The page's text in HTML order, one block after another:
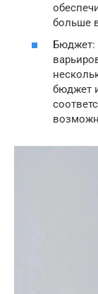
больше
бюджет